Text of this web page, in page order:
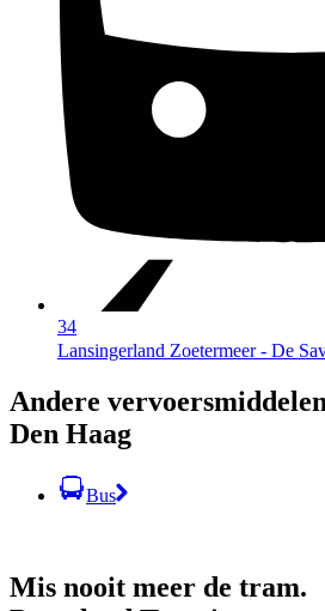
34
Lansingerland Zoetermeer - De
Andere
Den Haag
Bus
Mis nooit meer de tram.